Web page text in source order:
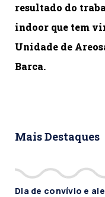
resultado do
indoor que tem
Unidade de
Barca.
Mais Destaques
Dia de convívio e